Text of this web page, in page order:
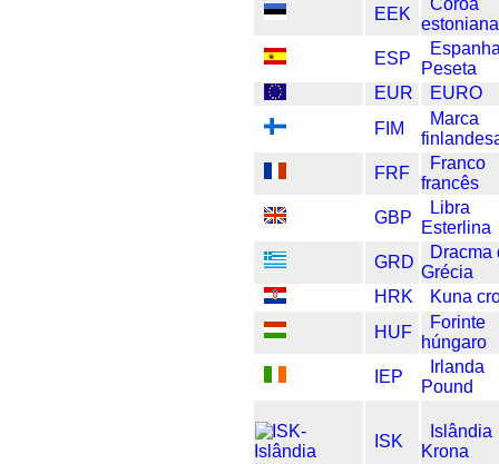
EEK
estoniana
ESP
Peseta
EUR
EURO
FIM
Marca
FRF
Franco
francês
GBP
Libra
Esterlina
GRD
Dracma
Grécia
HRK
Kuna
HUF
Forinte
húngaro
IEP
Irlanda
Pound
ISK
Islândia
Krona